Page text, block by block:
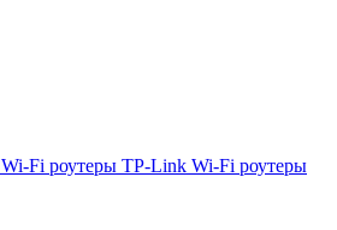
Wi-Fi роутеры TP-Link Wi-Fi роутеры